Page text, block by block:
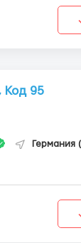
Код 95
Германия